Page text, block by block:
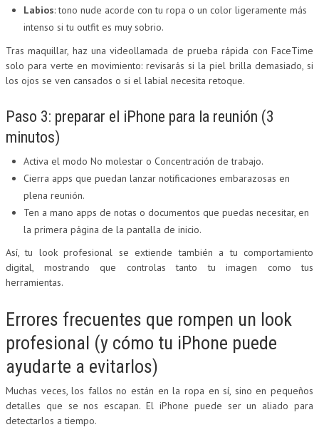
Labios: tono nude acorde con tu ropa o un color ligeramente más
intenso si tu outfit es muy sobrio.
Tras maquillar, haz una videollamada de prueba rápida con FaceTime
solo para verte en movimiento: revisarás si la piel brilla demasiado, si
los ojos se ven cansados o si el labial necesita retoque.
Paso 3: preparar el iPhone para la reunión (3
minutos)
Activa el modo No molestar o Concentración de trabajo.
Cierra apps que puedan lanzar notificaciones embarazosas en
plena reunión.
Ten a mano apps de notas o documentos que puedas necesitar, en
la primera página de la pantalla de inicio.
Así, tu look profesional se extiende también a tu comportamiento
digital, mostrando que controlas tanto tu imagen como tus
herramientas.
Errores frecuentes que rompen un look
profesional (y cómo tu iPhone puede
ayudarte a evitarlos)
Muchas veces, los fallos no están en la ropa en sí, sino en pequeños
detalles que se nos escapan. El iPhone puede ser un aliado para
detectarlos a tiempo.